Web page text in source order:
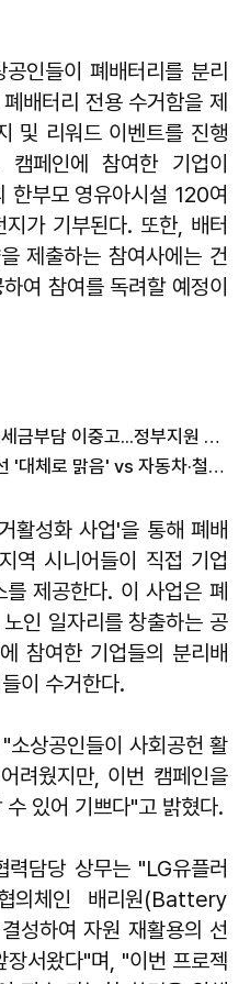
인들이 폐배터리를 분리
배터리 전용 수거함을 제
및 리워드 이벤트를 진행
페인에 참여한 기업이
부모 영유아시설 120여
가 기부된다. 또한, 배터
제출하는 참여사에는 건
여 참여를 독려할 예정이
대한상의 "중소기업, 인력난·세금부담 이중고...정부지원 절실"
내년 산업기상도, 반도체·조선 '대체로 맑음' vs 자동차·철강 '흐림'
활성화 사업'을 통해 폐배
역 시니어들이 직접 기업
제공한다. 이 사업은 폐
인 일자리를 창출하는 공
참여한 기업들의 분리배
이 수거한다.
소상공인들이 사회공헌 활
려웠지만, 이번 캠페인을
있어 기쁘다"고 밝혔다.
담당 상무는 "LG유플러
의체인 배리원(Battery
하여 자원 재활용의 선
장서왔다"며, "이번 프로젝